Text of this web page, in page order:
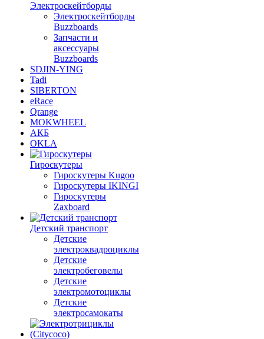
Электроскейтборды
Электроскейтборды
Buzzboards
Запчасти и
аксессуары
Buzzboards
SDJIN-YING
Tadi
SIBERTON
eRace
Qrange
MOKWHEEL
АКБ
OKLA
Гироскутеры
Гироскутеры Kugoo
Гироскутеры IKINGI
Гироскутеры
Zaxboard
Детский транспорт
Детские
электроквадроциклы
Детские
электробеговелы
Детские
электромотоциклы
Детские
электросамокаты